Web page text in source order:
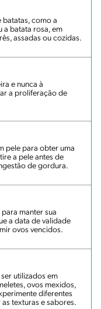
batatas, como a
a batata rosa, em
assadas ou cozidas.
e nunca à
a proliferação de
pele para obter uma
a pele antes de
de gordura.
manter sua
a data de validade
ovos vencidos.
utilizados em
ovos mexidos,
diferentes
texturas e sabores.